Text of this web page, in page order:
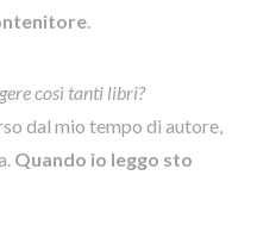
così tanti libri?
dal mio tempo di autore,
Quando io leggo sto